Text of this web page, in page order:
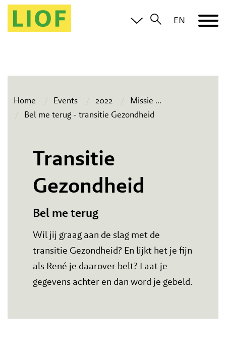
EN
Home Events 2022 Missie ...
Bel me terug - transitie Gezondheid
Transitie
Gezondheid
Bel me terug
Wil jij graag aan de slag met de
transitie Gezondheid? En lijkt het je fijn
als René je daarover belt? Laat je
gegevens achter en dan word je gebeld.